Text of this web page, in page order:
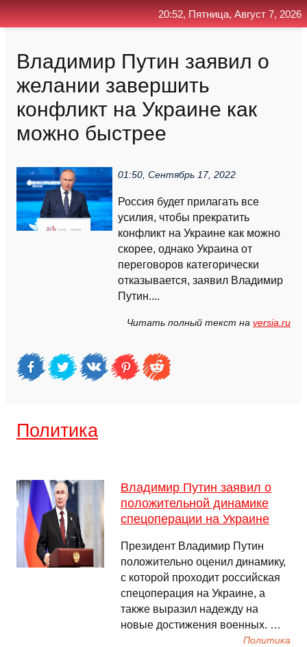
Владимир Путин заявил о
желании завершить
конфликт на Украине как
можно быстрее
01:50, Сентябрь 17, 2022
Россия будет прилагать все
усилия, чтобы прекратить
конфликт на Украине как можно
скорее, однако Украина от
переговоров категорически
отказывается, заявил Владимир
Путин....
Читать полный текст на versia.ru
Политика
Владимир Путин заявил о
положительной динамике
спецоперации на Украине
Президент Владимир Путин
положительно оценил динамику,
с которой проходит российская
спецоперация на Украине, а
также выразил надежду на
новые достижения военных. …
Политика
20:52, Пятница, Август 7, 2026